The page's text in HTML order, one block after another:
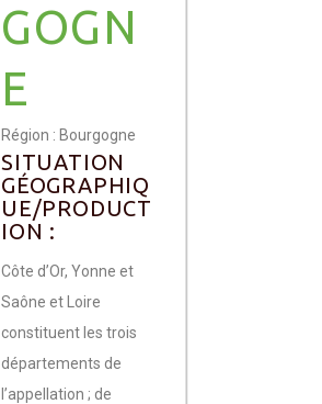
GOGN
E
Région : Bourgogne
SITUATION
GÉOGRAPHIQ
UE/PRODUCT
ION :
Côte d’Or, Yonne et
Saône et Loire
constituent les trois
départements de
l’appellation ; de